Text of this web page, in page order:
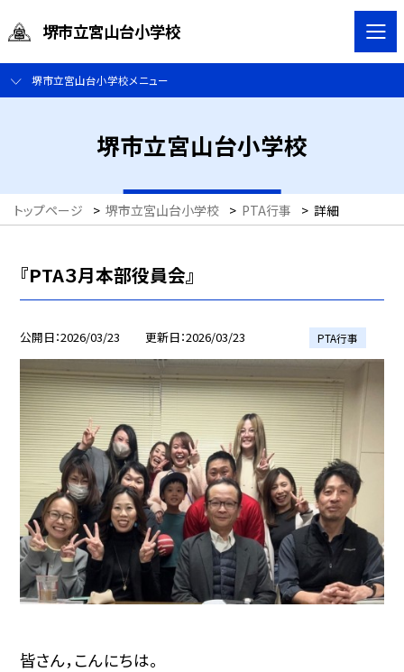
堺市立宮山台小学校
堺市立宮山台小学校メニュー
堺市立宮山台小学校
トップページ > 堺市立宮山台小学校 > PTA行事 > 詳細
『PTA３月本部役員会』
公開日 2026/03/23 更新日 2026/03/23 PTA行事
皆さん，こんにちは。